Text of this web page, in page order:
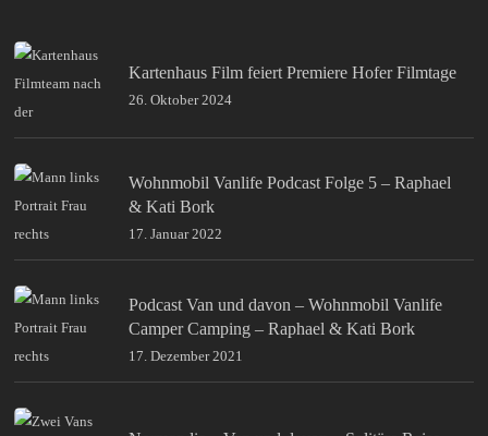
Kartenhaus Film feiert Premiere Hofer Filmtage
26. Oktober 2024
Wohnmobil Vanlife Podcast Folge 5 – Raphael
& Kati Bork
17. Januar 2022
Podcast Van und davon – Wohnmobil Vanlife
Camper Camping – Raphael & Kati Bork
17. Dezember 2021